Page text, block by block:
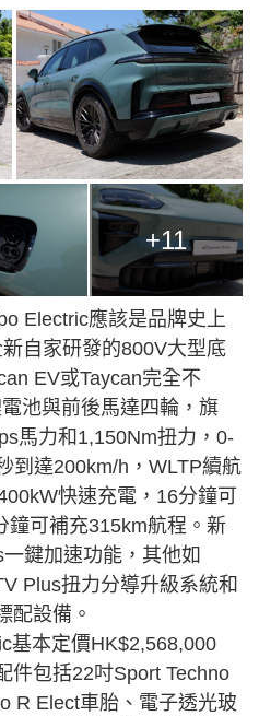
+11
Electric應該是品牌史上
自家研發的800V大型底
EV或Taycan完全不
池與前後馬達四輪，旗
馬力和1,150Nm扭力，0-
到達200km/h，WLTP續航
快速充電，16分鐘可
鐘可補充315km航程。新
鍵加速功能，其他如
Plus扭力分導升級系統和
配設備。
本定價HK$2,568,000
件包括22吋Sport Techno
R Elect車胎、電子透光玻